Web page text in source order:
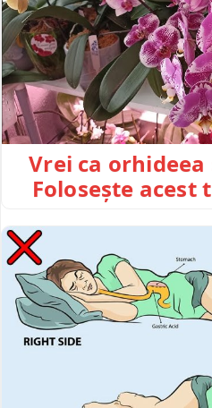
Vrei ca
Folosește acest